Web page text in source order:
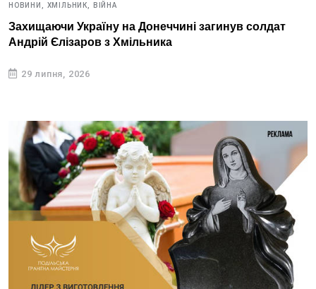
НОВИНИ, ХМІЛЬНИК, ВІЙНА
Захищаючи Україну на Донеччині загинув солдат
Андрій Єлізаров з Хмільника
29 липня, 2026